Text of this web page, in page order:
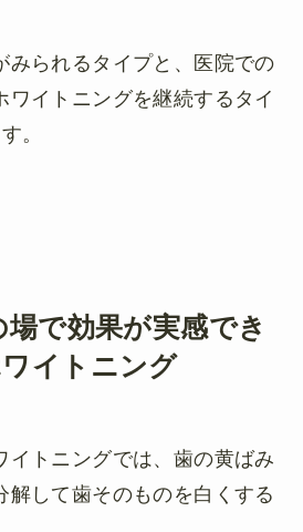
みられるタイプと、医院での
ワイトニングを継続するタイ
。
で効果が実感でき
イトニング
イトニングでは、歯の黄ばみ
解して歯そのものを白くする